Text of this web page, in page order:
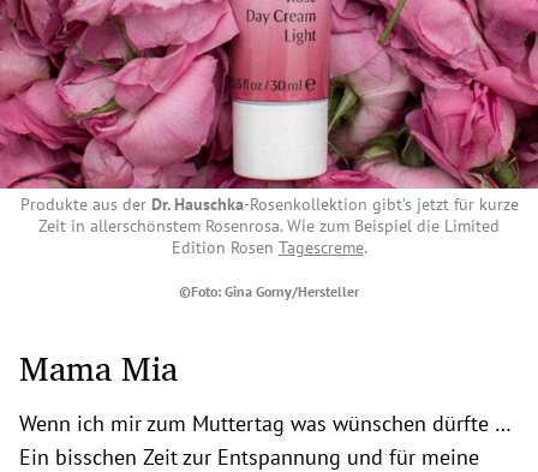
Produkte aus der Dr. Hauschka-Rosenkollektion gibt’s jetzt für kurze
Zeit in allerschönstem Rosenrosa. Wie zum Beispiel die Limited
Edition Rosen Tagescreme.
©Foto: Gina Gorny/Hersteller
Mama Mia
Wenn ich mir zum Muttertag was wünschen dürfte …
Ein bisschen Zeit zur Entspannung und für meine